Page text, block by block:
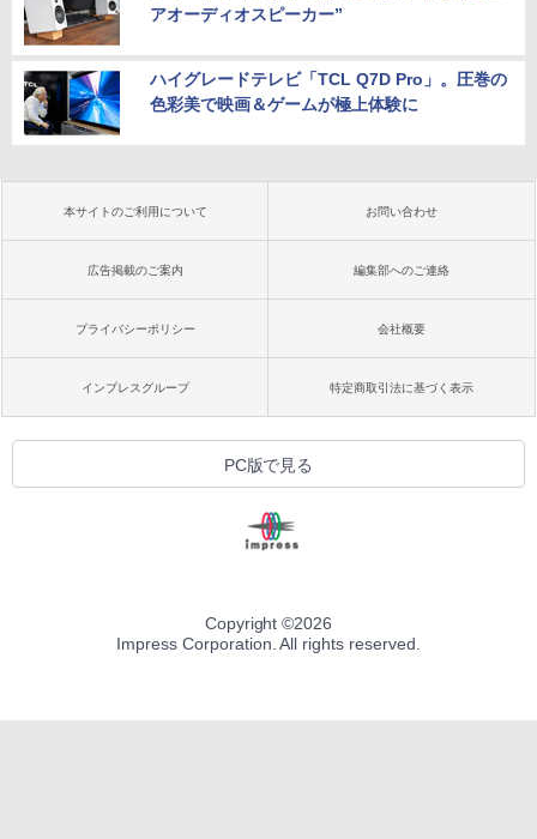
アオーディオスピーカー”
ハイグレードテレビ「TCL Q7D Pro」。圧巻の
色彩美で映画＆ゲームが極上体験に
本サイトのご利用について お問い合わせ
広告掲載のご案内 編集部へのご連絡
プライバシーポリシー 会社概要
インプレスグループ 特定商取引法に基づく表示
PC版で見る
Copyright ©2026
Impress Corporation. All rights reserved.